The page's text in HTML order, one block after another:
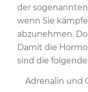
der
wenn Sie
abzunehmen.
Damit die
sind die
Adrenalin und